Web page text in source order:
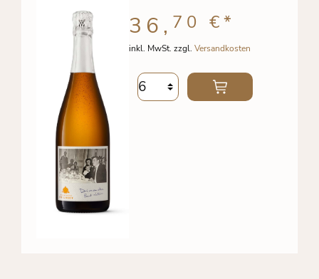
inkl. MwSt. zzgl. Versandkosten
36, 70 €*